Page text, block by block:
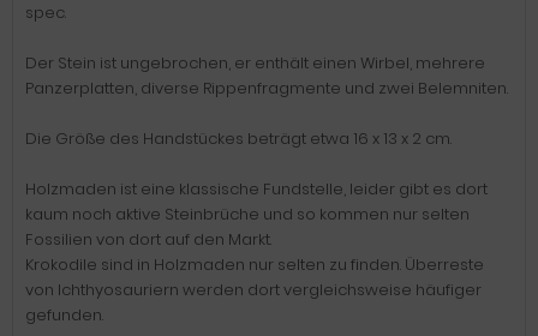
spec.
Der Stein ist ungebrochen, er enthält einen Wirbel, mehrere
Panzerplatten, diverse Rippenfragmente und zwei Belemniten.
Die Größe des Handstückes beträgt etwa 16 x 13 x 2 cm.
Holzmaden ist eine klassische Fundstelle, leider gibt es dort
kaum noch aktive Steinbrüche und so kommen nur selten
Fossilien von dort auf den Markt.
Krokodile sind in Holzmaden nur selten zu finden. Überreste
von Ichthyosauriern werden dort vergleichsweise häufiger
gefunden.